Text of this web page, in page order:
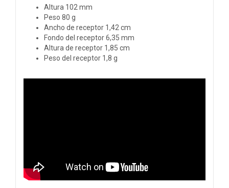
Altura 102 mm
Peso 80 g
Ancho de receptor 1,42 cm
Fondo del receptor 6,35 mm
Altura de receptor 1,85 cm
Peso del receptor 1,8 g